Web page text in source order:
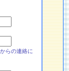
らの連絡に